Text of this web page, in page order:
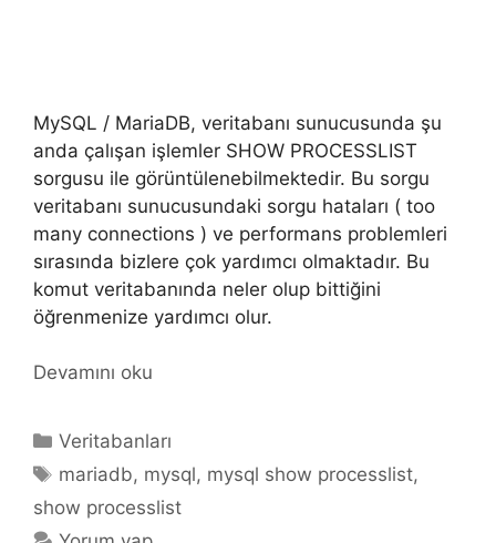
MySQL / MariaDB, veritabanı sunucusunda şu
anda çalışan işlemler SHOW PROCESSLIST
sorgusu ile görüntülenebilmektedir. Bu sorgu
veritabanı sunucusundaki sorgu hataları ( too
many connections ) ve performans problemleri
sırasında bizlere çok yardımcı olmaktadır. Bu
komut veritabanında neler olup bittiğini
öğrenmenize yardımcı olur.
Devamını oku
Kategoriler
Veritabanları
Etiketler
mariadb, mysql, mysql show processlist,
show processlist